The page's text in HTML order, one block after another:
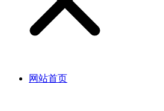
网站首页